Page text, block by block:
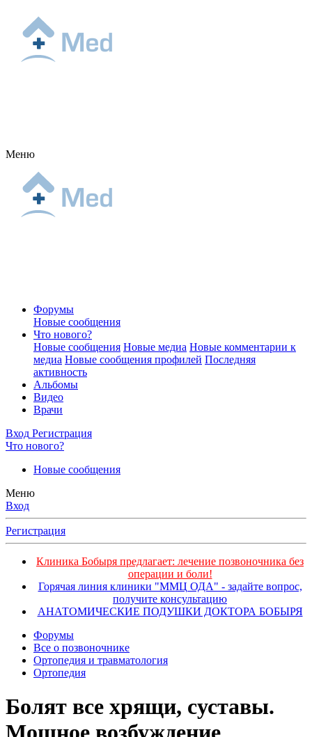
Меню
Форумы
Новые сообщения
Что нового?
Новые сообщения Новые медиа Новые комментарии к
медиа Новые сообщения профилей Последняя
активность
Альбомы
Видео
Врачи
Вход Регистрация
Что нового?
Новые сообщения
Меню
Вход
Регистрация
Клиника Бобыря предлагает: лечение позвоночника без
операции и боли!
Горячая линия клиники "ММЦ ОДА" - задайте вопрос,
получите консультацию
АНАТОМИЧЕСКИЕ ПОДУШКИ ДОКТОРА БОБЫРЯ
Форумы
Все о позвоночнике
Ортопедия и травматология
Ортопедия
Болят все хрящи, суставы.